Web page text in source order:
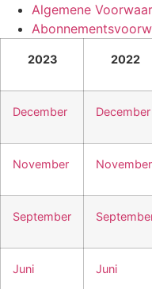
Algemene
2023 2022
December December
November November
September
Juni Juni